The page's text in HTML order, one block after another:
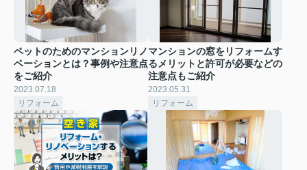
ペットのためのマンションリノ
ベーションとは？事例や注意点
をご紹介
2023.07.18
リフォーム
マンションの窓をリフォームす
るメリットと許可が必要などの
注意点もご紹介
2023.05.31
リフォーム